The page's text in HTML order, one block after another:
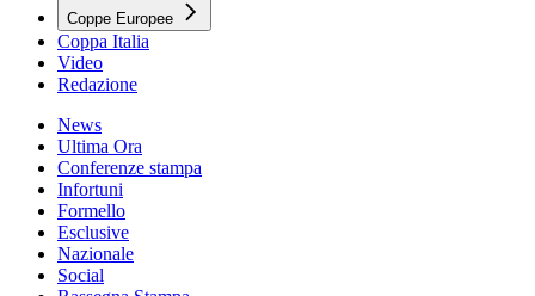
Coppe Europee
Coppa Italia
Video
Redazione
News
Ultima Ora
Conferenze stampa
Infortuni
Formello
Esclusive
Nazionale
Social